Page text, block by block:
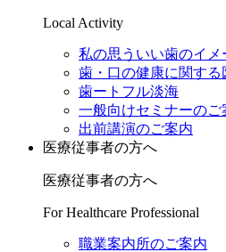
Local Activity
私の思ういい歯のイメ
歯・口の健康に関する
歯ートフル淡海
一般向けセミナーのご
出前講演のご案内
医療従事者の方へ
医療従事者の方へ
For Healthcare Professional
職業案内所のご案内